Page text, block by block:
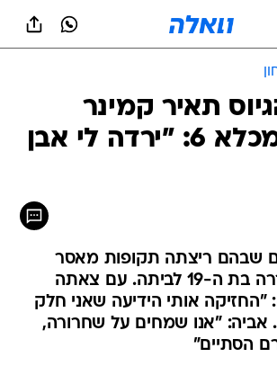
תאיר קמינר
שוחררה מכלא 6: "ירדה לי אבן
חודשים שבהם ריצתה תקופות מאסר
שונות, השתחררה בת ה-19 לביתה. עם צאתה
אותי הידיעה שאני חלק
"אנו שמחים על שחרורה,
הסתיים"